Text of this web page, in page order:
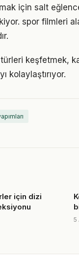
için salt
spor filmleri
keşfetmek,
kolaylaştırıyor.
için dizi
5